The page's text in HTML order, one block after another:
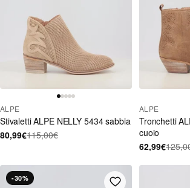
ALPE
Stivaletti ALPE NELLY 5434 sabbia
80,99€115,00€
ALPE
Tronchetti
cuoio
62,99€
-30%